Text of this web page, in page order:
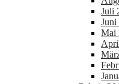
Juli
Juni
Mai